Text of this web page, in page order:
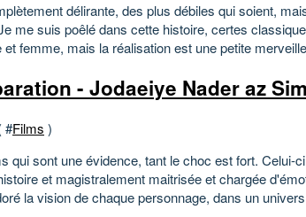
délirante, des plus débiles qui soient,
me suis poêlé dans cette histoire, certes
femme, mais la réalisation est une petite
- Jodaeiye Nader az
#Films )
qui sont une évidence, tant le choc est fort. Celui-
et magistralement maitrisée et chargée
la vision de chaque personnage, dans un